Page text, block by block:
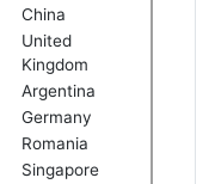
China
United
Kingdom
Argentina
Germany
Romania
Singapore